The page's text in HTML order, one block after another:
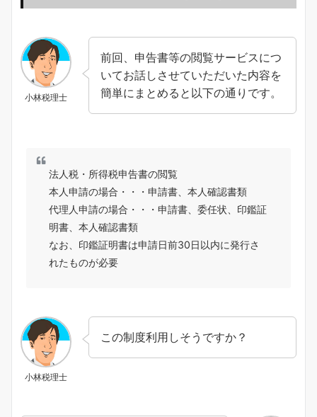
小林税理士
前回、申告書等の閲覧サービスにつ
いてお話しさせていただいた内容を
簡単にまとめると以下の通りです。
法人税・所得税申告書の閲覧
本人申請の場合・・・申請書、本人確認書類
代理人申請の場合・・・申請書、委任状、印鑑証
明書、本人確認書類
なお、印鑑証明書は申請日前30日以内に発行さ
れたものが必要
小林税理士
この制度利用しそうですか？